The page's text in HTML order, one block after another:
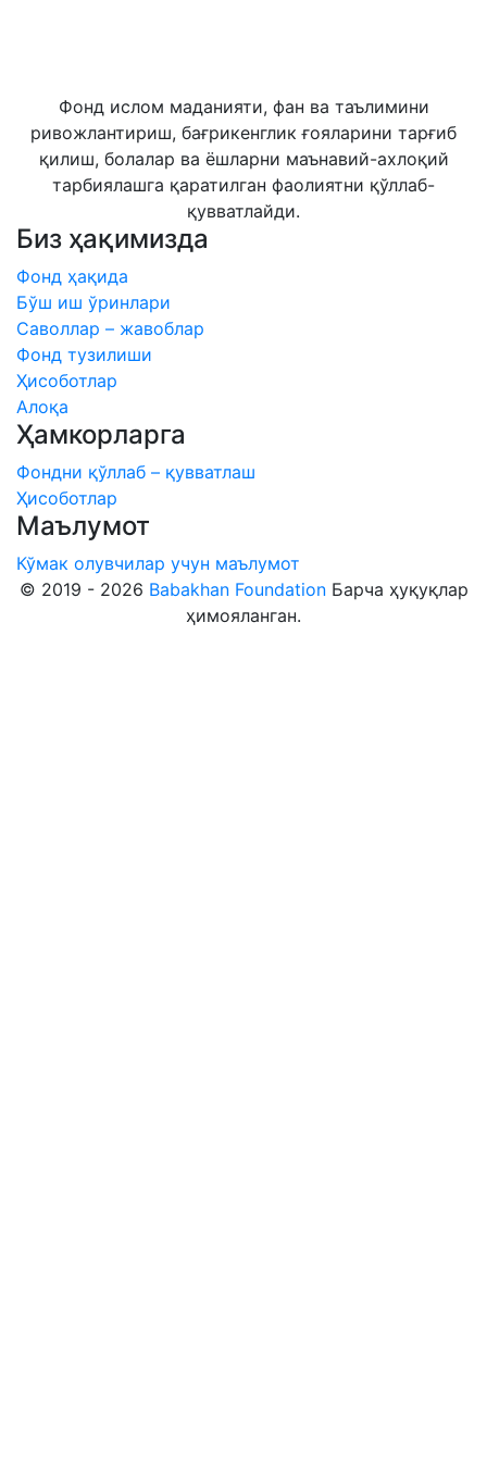
Фонд ислом маданияти, фан ва таълимини
ривожлантириш, бағрикенглик ғояларини тарғиб
қилиш, болалар ва ёшларни маънавий-ахлоқий
тарбиялашга қаратилган фаолиятни қўллаб-
қувватлайди.
Биз ҳақимизда
Фонд ҳақида
Бўш иш ўринлари
Саволлар – жавоблар
Фонд тузилиши
Ҳисоботлар
Алоқа
Ҳамкорларга
Фондни қўллаб – қувватлаш
Ҳисоботлар
Маълумот
Кўмак олувчилар учун маълумот
© 2019 - 2026 Babakhan FoundationБарча ҳуқуқлар
ҳимояланган.